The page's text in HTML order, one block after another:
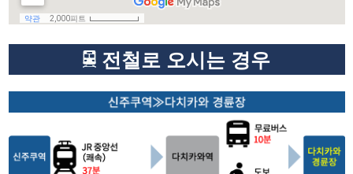
전철로 오시는 경우